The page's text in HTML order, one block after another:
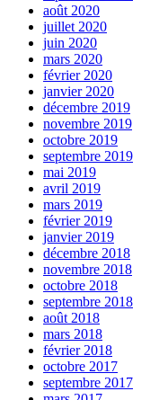
août 2020
juillet 2020
juin 2020
mars 2020
février 2020
janvier 2020
décembre 2019
novembre 2019
octobre 2019
septembre 2019
mai 2019
avril 2019
mars 2019
février 2019
janvier 2019
décembre 2018
novembre 2018
octobre 2018
septembre 2018
août 2018
mars 2018
février 2018
octobre 2017
septembre 2017